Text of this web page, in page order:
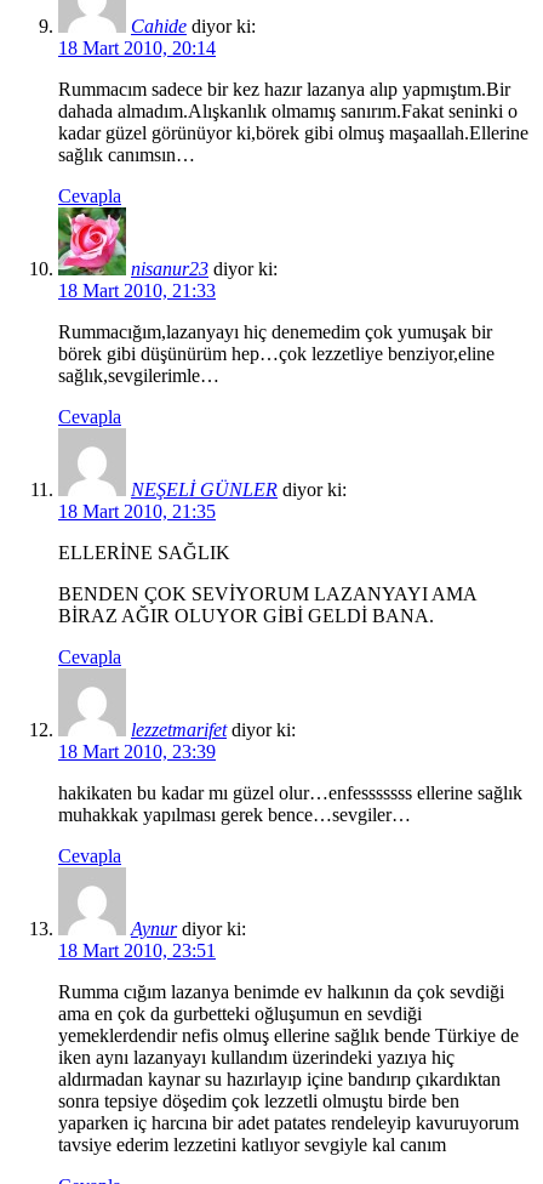
Cahide diyor ki:
18 Mart 2010, 20:14
Rummacım sadece bir kez hazır lazanya alıp yapmıştım.Bir
dahada almadım.Alışkanlık olmamış sanırım.Fakat seninki o
kadar güzel görünüyor ki,börek gibi olmuş maşaallah.Ellerine
sağlık canımsın…
Cevapla
nisanur23 diyor ki:
18 Mart 2010, 21:33
Rummacığım,lazanyayı hiç denemedim çok yumuşak bir
börek gibi düşünürüm hep…çok lezzetliye benziyor,eline
sağlık,sevgilerimle…
Cevapla
NEŞELİ GÜNLER diyor ki:
18 Mart 2010, 21:35
ELLERİNE SAĞLIK
BENDEN ÇOK SEVİYORUM LAZANYAYI AMA
BİRAZ AĞIR OLUYOR GİBİ GELDİ BANA.
Cevapla
lezzetmarifet diyor ki:
18 Mart 2010, 23:39
hakikaten bu kadar mı güzel olur…enfesssssss ellerine sağlık
muhakkak yapılması gerek bence…sevgiler…
Cevapla
Aynur diyor ki:
18 Mart 2010, 23:51
Rumma cığım lazanya benimde ev halkının da çok sevdiği
ama en çok da gurbetteki oğluşumun en sevdiği
yemeklerdendir nefis olmuş ellerine sağlık bende Türkiye de
iken aynı lazanyayı kullandım üzerindeki yazıya hiç
aldırmadan kaynar su hazırlayıp içine bandırıp çıkardıktan
sonra tepsiye döşedim çok lezzetli olmuştu birde ben
yaparken iç harcına bir adet patates rendeleyip kavuruyorum
tavsiye ederim lezzetini katlıyor sevgiyle kal canım